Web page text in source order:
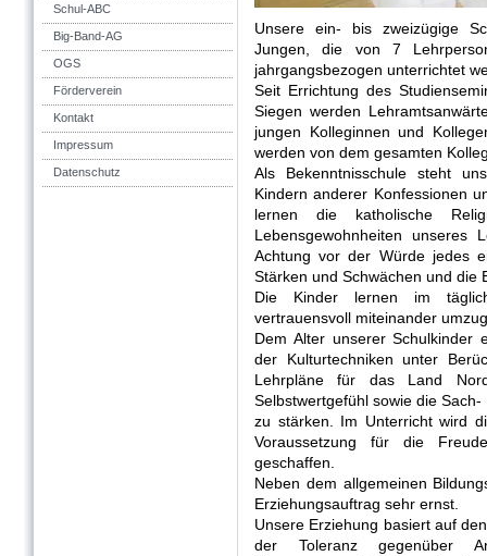
Schul-ABC
Big-Band-AG
OGS
Förderverein
Kontakt
Impressum
Datenschutz
Unsere ein- bis zweizügige
Jungen, die von 7
jahrgangsbezogen unterrichtet
Seit Errichtung des
Siegen werden
jungen Kolleginnen und
werden von dem gesamten
Als Bekenntnisschule steht
Kindern anderer Konfessionen
lernen die katholische
Lebensgewohnheiten unseres
Achtung vor der Würde jedes
Stärken und Schwächen und die
Die Kinder lernen im
vertrauensvoll miteinander
Dem Alter unserer Schulkinder
der Kulturtechniken unter
Lehrpläne für das Land
Selbstwertgefühl sowie die
zu stärken. Im Unterricht wird
Voraussetzung für die
geschaffen.
Neben dem allgemeinen
Erziehungsauftrag sehr ernst.
Unsere Erziehung basiert auf
der Toleranz gegenüber